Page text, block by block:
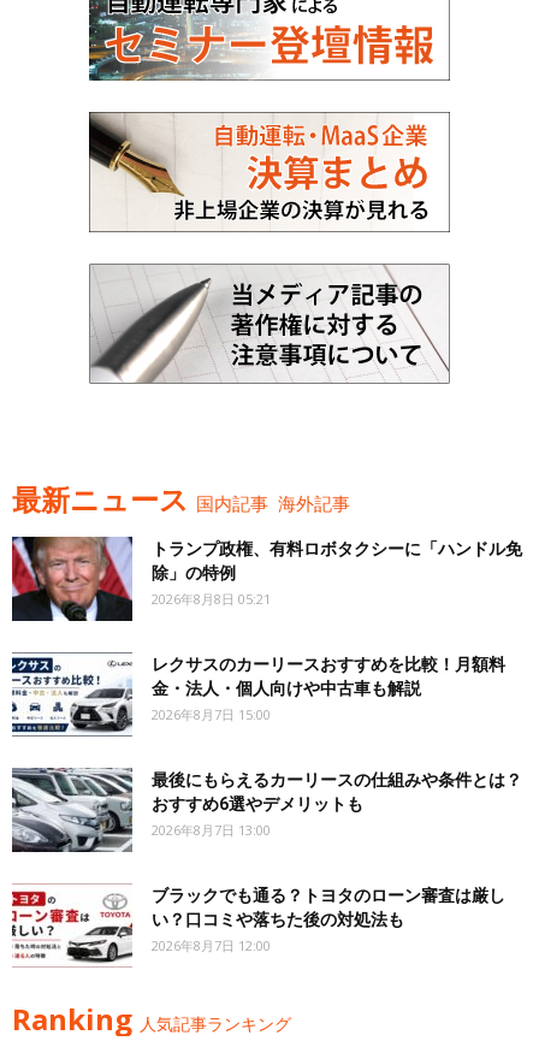
最新ニュース 国内記事 海外記事
トランプ政権、有料ロボタクシーに「ハンドル免
除」の特例
2026年8月8日 05:21
レクサスのカーリースおすすめを比較！月額料
金・法人・個人向けや中古車も解説
2026年8月7日 15:00
最後にもらえるカーリースの仕組みや条件とは？
おすすめ6選やデメリットも
2026年8月7日 13:00
ブラックでも通る？トヨタのローン審査は厳し
い？口コミや落ちた後の対処法も
2026年8月7日 12:00
Ranking 人気記事ランキング